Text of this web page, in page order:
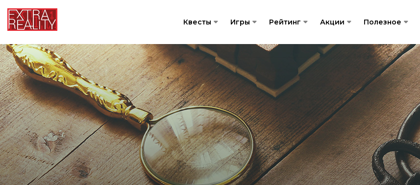
Квесты Игры Рейтинг Акции Полезное